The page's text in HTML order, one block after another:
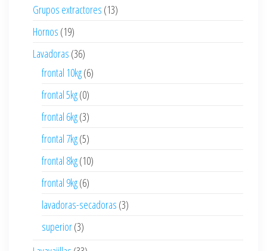
Grupos extractores (13)
Hornos (19)
Lavadoras (36)
frontal 10kg(6)
frontal 5kg(0)
frontal 6kg(3)
frontal 7kg(5)
frontal 8kg(10)
frontal 9kg(6)
lavadoras-secadoras (3)
superior(3)